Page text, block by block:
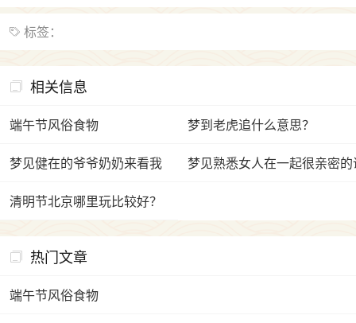
标签：
相关信息
端午节风俗食物 梦到老虎追什么意思？
梦见健在的爷爷奶奶来看我 梦见熟悉女人在一起很亲密
清明节北京哪里玩比较好？
热门文章
端午节风俗食物